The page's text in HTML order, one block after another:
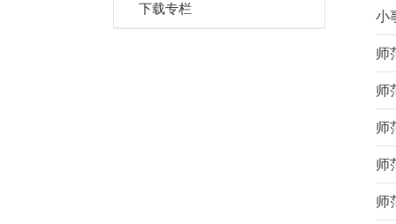
下载专栏
小
师
师
师
师
师